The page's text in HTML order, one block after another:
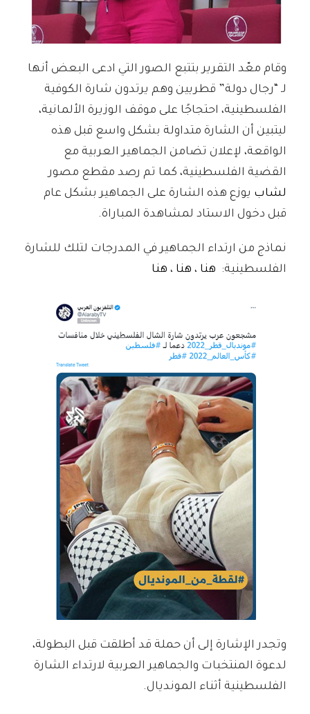
وقام معّد التقرير بتتبع الصور التي ادعى البعض أنها
لـ “رجال دولة” قطريين وهم يرتدون شارة الكوفية
الفلسطينية، احتجاجًا على موقف الوزيرة الألمانية،
ليتبين أن الشارة متداولة بشكل واسع قبل هذه
الواقعة، لإعلان تضامن الجماهير العربية مع
القضية الفلسطينية، كما تم رصد مقطع مصور
لشاب يوزع هذه الشارة على الجماهير بشكل عام
قبل دخول الاستاد لمشاهدة المباراة.
نماذج من ارتداء الجماهير في المدرجات لتلك للشارة
الفلسطينية: هنا ، هنا ، هنا
وتجدر الإشارة إلى أن حملة قد أطلقت قبل البطولة،
لدعوة المنتخبات والجماهير العربية لارتداء الشارة
الفلسطينية أثناء المونديال.